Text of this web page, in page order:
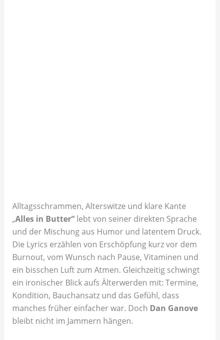
Alltagsschrammen, Alterswitze und klare Kante
„Alles in Butter“lebt von seiner direkten Sprache
und der Mischung aus Humor und latentem Druck.
Die Lyrics erzählen von Erschöpfung kurz vor dem
Burnout, vom Wunsch nach Pause, Vitaminen und
ein bisschen Luft zum Atmen. Gleichzeitig schwingt
ein ironischer Blick aufs Älterwerden mit: Termine,
Kondition, Bauchansatz und das Gefühl, dass
manches früher einfacher war. Doch Dan Ganove
bleibt nicht im Jammern hängen.